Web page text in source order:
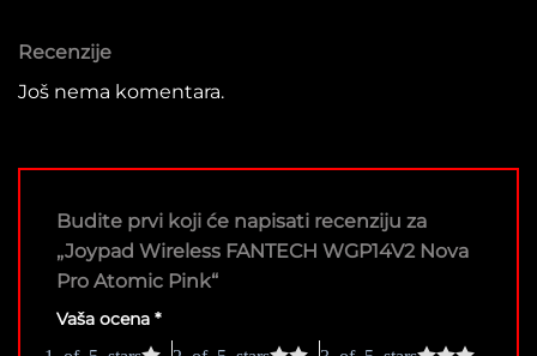
Recenzije
Još nema komentara.
Budite prvi koji će napisati recenziju za
„Joypad Wireless FANTECH WGP14V2 Nova
Pro Atomic Pink“
Vaša ocena *